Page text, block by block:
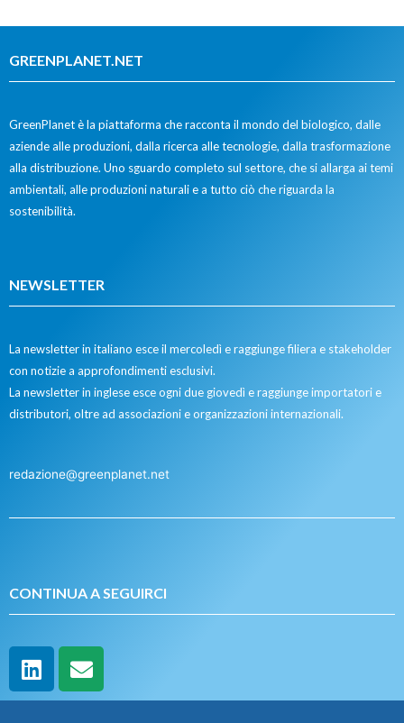
GREENPLANET.NET
GreenPlanet è la piattaforma che racconta il mondo del biologico, dalle
aziende alle produzioni, dalla ricerca alle tecnologie, dalla trasformazione
alla distribuzione. Uno sguardo completo sul settore, che si allarga ai temi
ambientali, alle produzioni naturali e a tutto ciò che riguarda la
sostenibilità.
NEWSLETTER
La newsletter in italiano esce il mercoledì e raggiunge filiera e stakeholder
con notizie a approfondimenti esclusivi.
La newsletter in inglese esce ogni due giovedì e raggiunge importatori e
distributori, oltre ad associazioni e organizzazioni internazionali.
redazione@greenplanet.net
CONTINUA A SEGUIRCI